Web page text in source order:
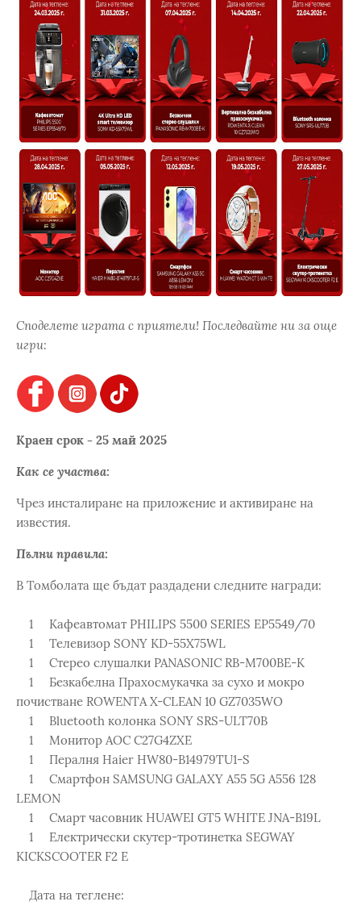
Споделете играта с приятели! Последвайте ни за още
игри:
Краен срок - 25 май 2025
Как се участва:
Чрез инсталиране на приложение и активиране на
известия.
Пълни правила:
В Томболата ще бъдат раздадени следните награди:
1 Кафеавтомат PHILIPS 5500 SERIES EP5549/70
1 Телевизор SONY KD-55X75WL
1 Стерео слушалки PANASONIC RB-M700BE-K
1 Безкабелна Прахосмукачка за сухo и мокро
почистване ROWENTA X-CLEAN 10 GZ7035WO
1 Bluetooth колонка SONY SRS-ULT70B
1 Монитор AOC C27G4ZXE
1 Пералня Haier HW80-B14979TU1-S
1 Смартфон SAMSUNG GALAXY A55 5G A556 128
LEMON
1 Смарт часовник HUAWEI GT5 WHITE JNA-B19L
1 Електрически скутер-тротинетка SEGWAY
KICKSCOOTER F2 E
Дата на теглене: